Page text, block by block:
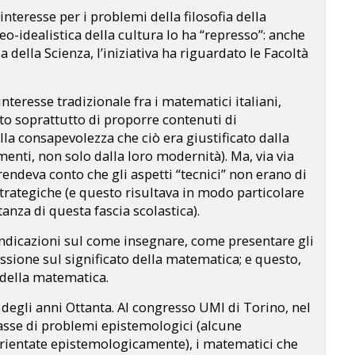
per i problemi della filosofia della
idealistica della cultura lo ha “represso”: anche
Scienza, l’iniziativa ha riguardato le Facoltà
tradizionale fra i matematici italiani,
soprattutto di proporre contenuti di
consapevolezza che ciò era giustificato dalla
non solo dalla loro modernità). Ma, via via
conto che gli aspetti “tecnici” non erano di
(e questo risultava in modo particolare
di questa fascia scolastica).
sul come insegnare, come presentare gli
sul significato della matematica; e questo,
matematica.
anni Ottanta. Al congresso UMI di Torino, nel
di problemi epistemologici (alcune
epistemologicamente), i matematici che